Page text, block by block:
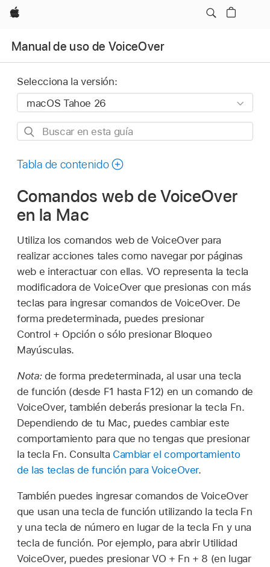
Apple
Manual de uso de VoiceOver
Selecciona la versión:
Buscar
esta
Tabla de contenido
Comandos web de VoiceOver
en la Mac
Utiliza los comandos web de VoiceOver para
realizar acciones tales como navegar por páginas
web e interactuar con ellas. VO representa la tecla
modificadora de VoiceOver que presionas con más
teclas para ingresar comandos de VoiceOver. De
forma predeterminada, puedes presionar
Control + Opción o sólo presionar Bloqueo
Mayúsculas.
Nota: de forma predeterminada, al usar una tecla
de función (desde F1 hasta F12) en un comando de
VoiceOver, también deberás presionar la tecla Fn.
Dependiendo de tu Mac, puedes cambiar este
comportamiento para que no tengas que presionar
la tecla Fn. Consulta Cambiar el comportamiento
de las teclas de función para VoiceOver.
También puedes ingresar comandos de VoiceOver
que usan una tecla de función utilizando la tecla Fn
y una tecla de número en lugar de la tecla Fn y una
tecla de función. Por ejemplo, para abrir Utilidad
VoiceOver, puedes presionar VO + Fn + 8 (en lugar